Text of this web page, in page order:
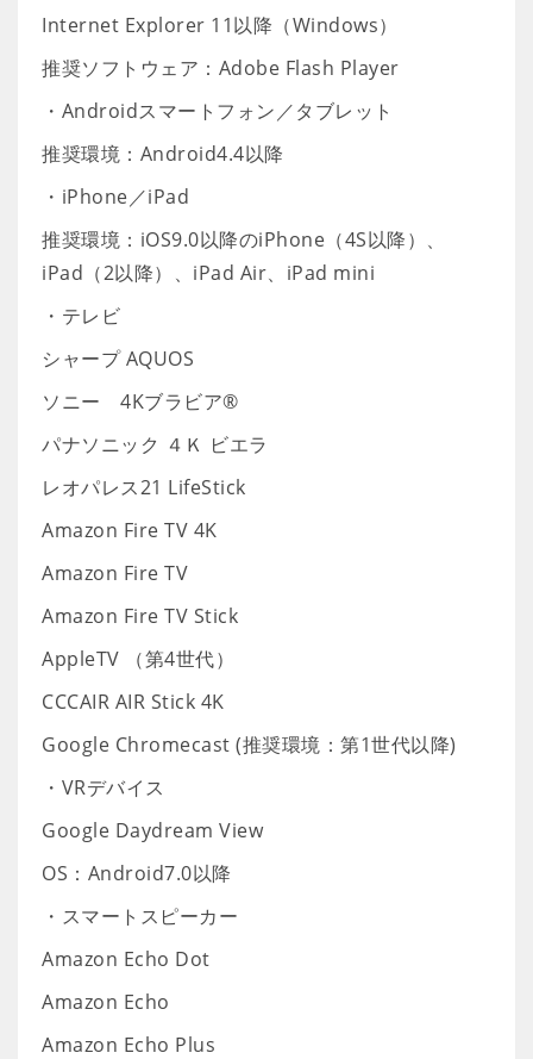
Internet Explorer 11以降（Windows）
推奨ソフトウェア：Adobe Flash Player
・Androidスマートフォン／タブレット
推奨環境：Android4.4以降
・iPhone／iPad
推奨環境：iOS9.0以降のiPhone（4S以降）、
iPad（2以降）、iPad Air、iPad mini
・テレビ
シャープ AQUOS
ソニー 4Kブラビア®
パナソニック ４Ｋ ビエラ
レオパレス21 LifeStick
Amazon Fire TV 4K
Amazon Fire TV
Amazon Fire TV Stick
AppleTV （第4世代）
CCCAIR AIR Stick 4K
Google Chromecast (推奨環境：第1世代以降)
・VRデバイス
Google Daydream View
OS：Android7.0以降
・スマートスピーカー
Amazon Echo Dot
Amazon Echo
Amazon Echo Plus